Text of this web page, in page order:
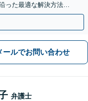
った最適な解決方法を
ールでお問い合わせ
弁護士